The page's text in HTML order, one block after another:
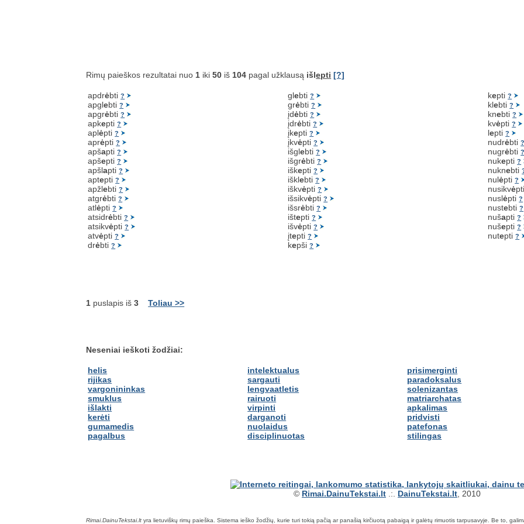
Rimų paieškos rezultatai nuo 1 iki50 iš 104 pagal užklausą išlepti [?]
apdrėbti?
apglebti?
apgrėbti?
apkepti?
aplėpti?
aprėpti?
apšapti?
apšepti?
apšlapti?
aptepti?
apžlebti?
atgrėbti?
atlėpti?
atsidrėbti?
atsikvėpti?
atvėpti?
drėbti?
glebti?
grėbti?
įdėbti?
įdrėbti?
įkepti?
įkvėpti?
išglebti?
išgrėbti?
iškepti?
išklebti?
iškvėpti?
išsikvėpti?
išsrėbti?
ištepti?
išvėpti?
įtepti?
kepši?
kepti?
klebti?
knebti?
kvėpti?
lepti?
nudrėbti?
nugrėbti?
nukepti?
nuknebti
nulėpti?
nusikvė
nuslėpti?
nustebti?
nušapti?
nušepti?
nutepti?
1 puslapis iš3 Toliau >>
Neseniai ieškoti žodžiai:
helis
rijikas
vargonininkas
smuklus
išlakti
kerėti
gumamedis
pagalbus
intelektualus
sargauti
lengvaatletis
rairuoti
virpinti
darganoti
nuolaidus
disciplinuotas
prisimerginti
paradoksalus
solenizantas
matriarchatas
apkalimas
pridvisti
patefonas
stilingas
© Rimai.DainuTekstai.lt .:. DainuTekstai.lt , 2010
Rimai.DainuTekstai.lt yra lietuviškų rimų paieška. Sistema ieško žodžių, kurie turi tokią pačią ar panašią kirčiuotą pabaigą ir galėtų rimuotis tarpusavyje. Be to,